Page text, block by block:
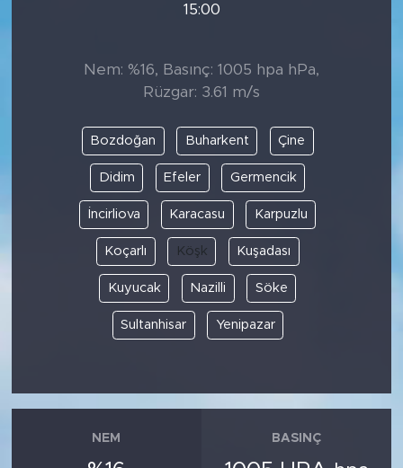
15:00
Nem: %16, Basınç: 1005 hpa hPa,
Rüzgar: 3.61 m/s
Bozdoğan Buharkent Çine
Didim Efeler Germencik
İncirliova Karacasu Karpuzlu
Koçarlı Köşk Kuşadası
Kuyucak Nazilli Söke
Sultanhisar Yenipazar
NEM BASINÇ